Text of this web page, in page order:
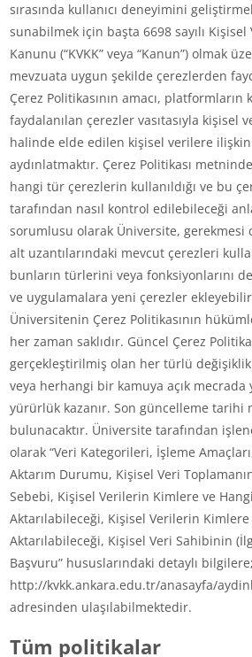
sırasında kullanıcı deneyimini
sunabilmek için başta 6698 sayılı
Kanunu (“KVKK” veya “Kanun”) olmak
mevzuata uygun şekilde çerezlerden
Çerez Politikasının amacı, platformların
faydalanılan çerezler vasıtasıyla kişisel
halinde elde edilen kişisel verilere
aydınlatmaktır. Çerez Politikası
hangi tür çerezlerin kullanıldığı ve bu
tarafından nasıl kontrol edilebileceği
sorumlusu olarak Üniversite, gerekmesi
alt uzantılarındaki mevcut çerezleri
bunların türlerini veya fonksiyonlarını
ve uygulamalara yeni çerezler
Üniversitenin Çerez Politikasının
her zaman saklıdır. Güncel Çerez
gerçekleştirilmiş olan her türlü
veya herhangi bir kamuya açık mecrada
yürürlük kazanır. Son güncelleme tarihi
bulunacaktır. Üniversite tarafından
olarak “Veri Kategorileri, İşleme
Aktarım Durumu, Kişisel Veri
Sebebi, Kişisel Verilerin Kimlere ve
Aktarılabileceği, Kişisel Verilerin
Aktarılabileceği, Kişisel Veri Sahibinin
Başvuru” hususlarındaki detaylı bilgilere;
http://kvkk.ankara.edu.tr/anasayfa/
adresinden ulaşılabilmektedir.
Tüm politikalar